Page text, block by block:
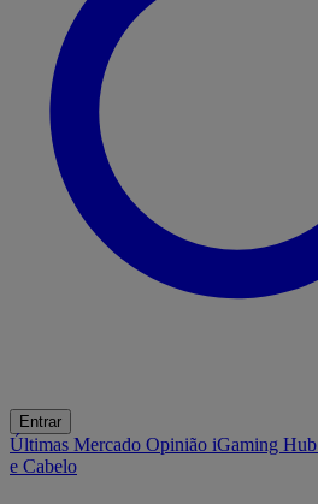
Entrar
Últimas Mercado Opinião iGaming Hub
e Cabelo